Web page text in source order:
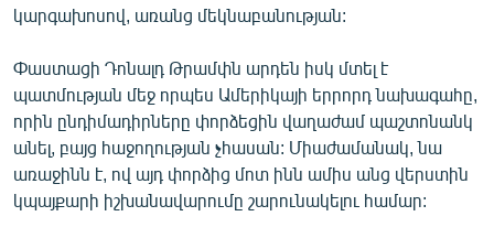
կարգախոսով, առանց մեկնաբանության:
Փաստացի Դոնալդ Թրամփն արդեն իսկ մտել է
պատմության մեջ որպես Ամերիկայի երրորդ նախագահը,
որին ընդիմադիրները փորձեցին վաղաժամ պաշտոնանկ
անել, բայց հաջողության չհասան: Միաժամանակ, նա
առաջինն է, ով այդ փորձից մոտ ինն ամիս անց վերստին
կպայքարի իշխանավարումը շարունակելու համար: